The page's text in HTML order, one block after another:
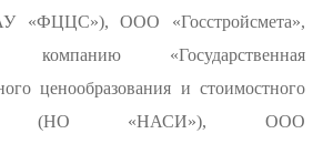
«ФЦЦС»), ООО «Госстройсмета»,
компанию «Государственная
ценообразования и стоимостного
(НО «НАСИ»), ООО